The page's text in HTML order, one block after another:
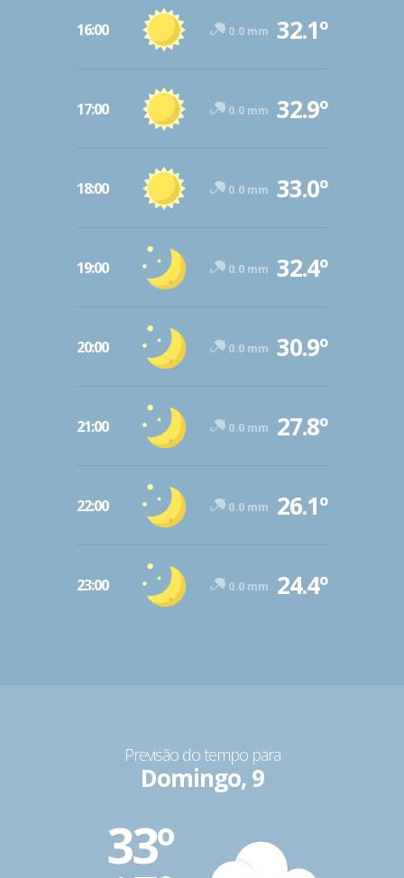
16:00 0.0 mm 32.1º
17:00 0.0 mm 32.9º
18:00 0.0 mm 33.0º
19:00 0.0 mm 32.4º
20:00 0.0 mm 30.9º
21:00 0.0 mm 27.8º
22:00 0.0 mm 26.1º
23:00 0.0 mm 24.4º
Previsão do tempo para
Domingo, 9
33º